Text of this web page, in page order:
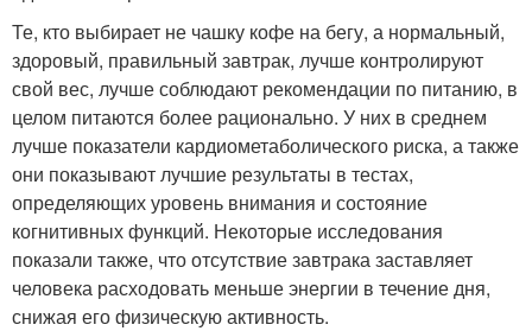
Те, кто выбирает не чашку кофе на бегу, а нормальный,
здоровый, правильный завтрак, лучше контролируют
свой вес, лучше соблюдают рекомендации по питанию, в
целом питаются более рационально. У них в среднем
лучше показатели кардиометаболического риска, а также
они показывают лучшие результаты в тестах,
определяющих уровень внимания и состояние
когнитивных функций. Некоторые исследования
показали также, что отсутствие завтрака заставляет
человека расходовать меньше энергии в течение дня,
снижая его физическую активность.